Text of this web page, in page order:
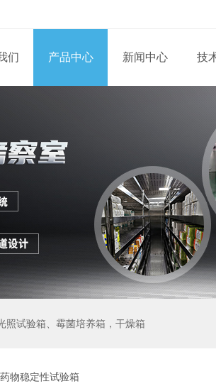
们 产品中心 新闻中心 技
照试验箱、霉菌培养箱，干燥箱
物稳定性试验箱